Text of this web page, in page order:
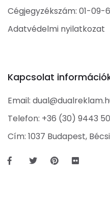
Cégjegyzékszám: 01-09-
Adatvédelmi nyilatkozat
Kapcsolat
Email:
Telefon: +36 (30) 9443
Cím: 1037 Budapest,